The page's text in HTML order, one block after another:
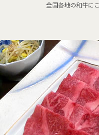
全国各地の和牛に